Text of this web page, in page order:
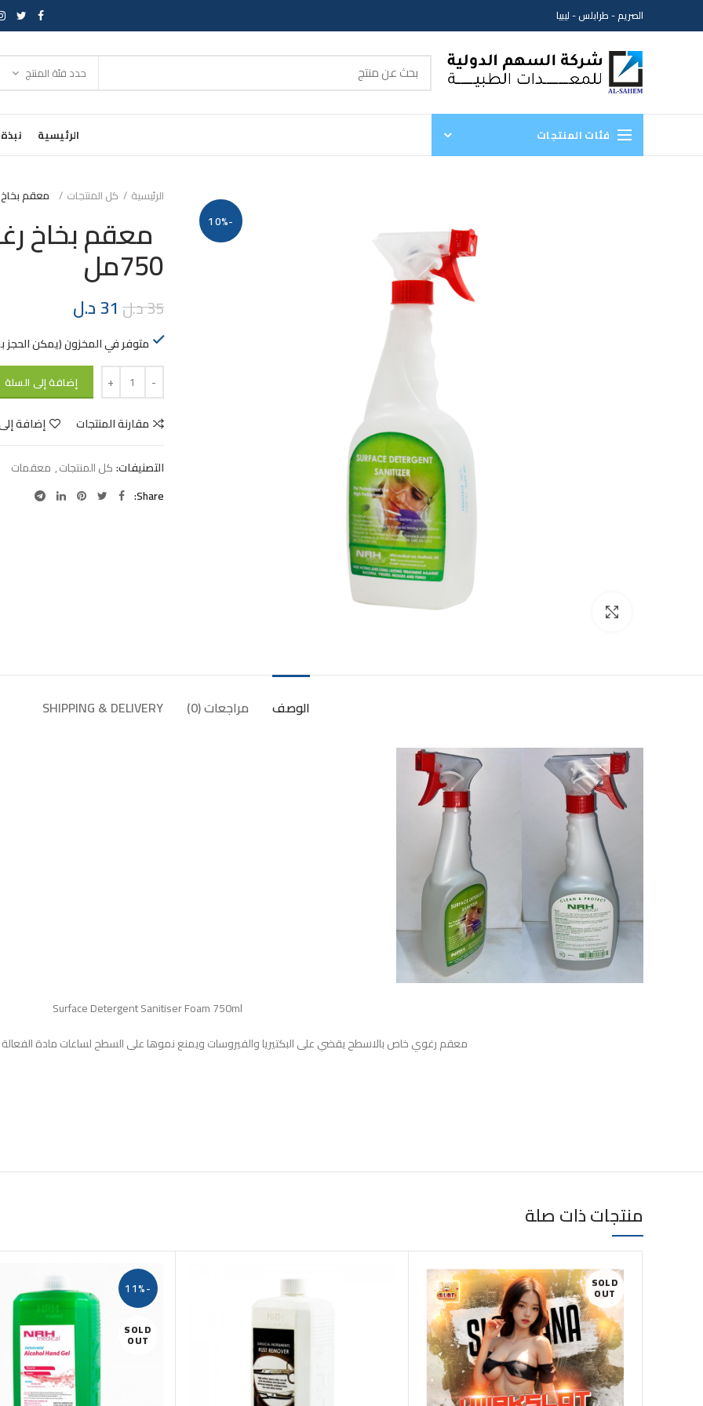
الصريم - طرابلس - ليبيا
حدد فئة المنتج
فئات المنتجات الرئيسية
-10%
الرئيسية كل المنتجات معقم بخاخ
معقم بخاخ
750مل
35د.ل 31د.ل
متوفر في المخزون (يمكن الحجز
الكمية
إضافة إلى السلة
مقارنة المنتجات إضافة
التصنيفات:كل المنتجات, معقمات
Share
الوصف مراجعات (0) SHIPPING & DELIVERY
معقم رغوي خاص بالاسطح يقضي على البكتيريا والفيروسات ويمنع نموها على السطح لساعات مادة الفعالة
منتجات ذات صلة
SOLD
OUT
-11%
SOLD
OUT